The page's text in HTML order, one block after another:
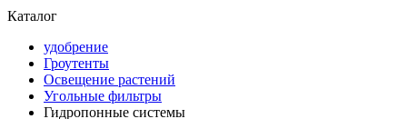
Каталог
удобрение
Гроутенты
Освещение растений
Угольные фильтры
Гидропонные системы